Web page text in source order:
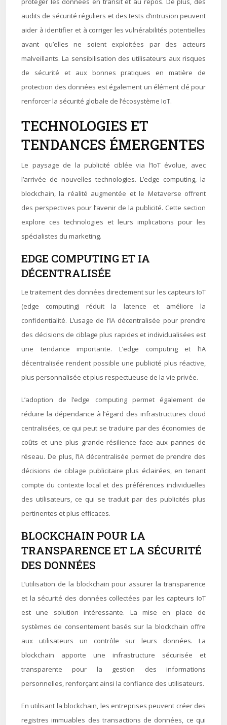
audits de sécurité réguliers et des tests d’intrusion peuvent
aider à identifier et à corriger les vulnérabilités potentielles
avant qu’elles ne soient exploitées par des acteurs
malveillants. La sensibilisation des utilisateurs aux risques
de sécurité et aux bonnes pratiques en matière de
protection des données est également un élément clé pour
renforcer la sécurité globale de l’écosystème IoT.
TECHNOLOGIES ET
TENDANCES ÉMERGENTES
Le paysage de la publicité ciblée via l’IoT évolue, avec
l’arrivée de nouvelles technologies. L’edge computing, la
blockchain, la réalité augmentée et le Metaverse offrent
des perspectives pour l’avenir de la publicité. Cette section
explore ces technologies et leurs implications pour les
spécialistes du marketing.
EDGE COMPUTING ET IA
DÉCENTRALISÉE
Le traitement des données directement sur les capteurs IoT
(edge computing) réduit la latence et améliore la
confidentialité. L’usage de l’IA décentralisée pour prendre
des décisions de ciblage plus rapides et individualisées est
une tendance importante. L’edge computing et l’IA
décentralisée rendent possible une publicité plus réactive,
plus personnalisée et plus respectueuse de la vie privée.
L’adoption de l’edge computing permet également de
réduire la dépendance à l’égard des infrastructures cloud
centralisées, ce qui peut se traduire par des économies de
coûts et une plus grande résilience face aux pannes de
réseau. De plus, l’IA décentralisée permet de prendre des
décisions de ciblage publicitaire plus éclairées, en tenant
compte du contexte local et des préférences individuelles
des utilisateurs, ce qui se traduit par des publicités plus
pertinentes et plus efficaces.
BLOCKCHAIN POUR LA
TRANSPARENCE ET LA SÉCURITÉ
DES DONNÉES
L’utilisation de la blockchain pour assurer la transparence
et la sécurité des données collectées par les capteurs IoT
est une solution intéressante. La mise en place de
systèmes de consentement basés sur la blockchain offre
aux utilisateurs un contrôle sur leurs données. La
blockchain apporte une infrastructure sécurisée et
transparente pour la gestion des informations
personnelles, renforçant ainsi la confiance des utilisateurs.
En utilisant la blockchain, les entreprises peuvent créer des
registres immuables des transactions de données, ce qui